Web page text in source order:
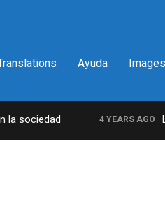
Ayuda Images
sociedad 4 YEARS AGO La